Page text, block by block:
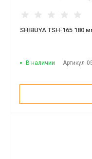
SHIBUYA TSH-165 180
В наличии Артикул